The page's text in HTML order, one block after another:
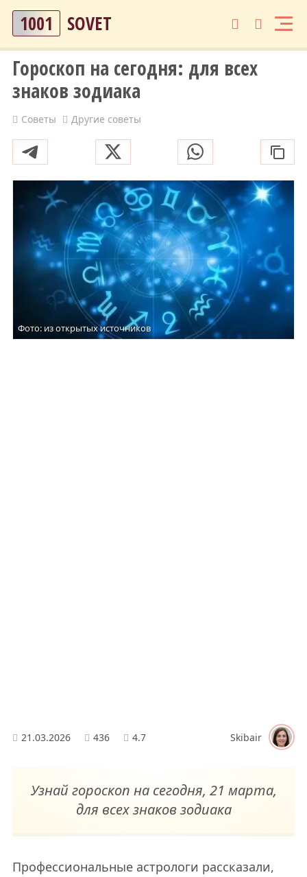
1001 SOVET
Гороскоп на сегодня: для всех
знаков зодиака
Советы Другие советы
Фото: из открытых источников
21.03.2026 436 4.7 Skibair
Узнай гороскоп на сегодня, 21 марта,
для всех знаков зодиака
Профессиональные астрологи рассказали,